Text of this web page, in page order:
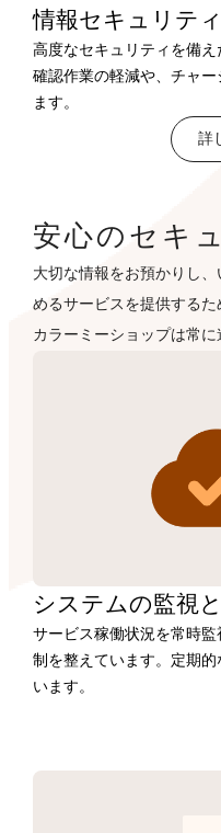
情報セキュリティ
高度なセキュリティを備え
確認作業の軽減や、チャ
ます。
詳
安心のセキ
大切な情報をお預かりし
めるサービスを提供するた
カラーミーショップは常に
システムの監視
サービス稼働状況を常時
制を整えています。定期
います。